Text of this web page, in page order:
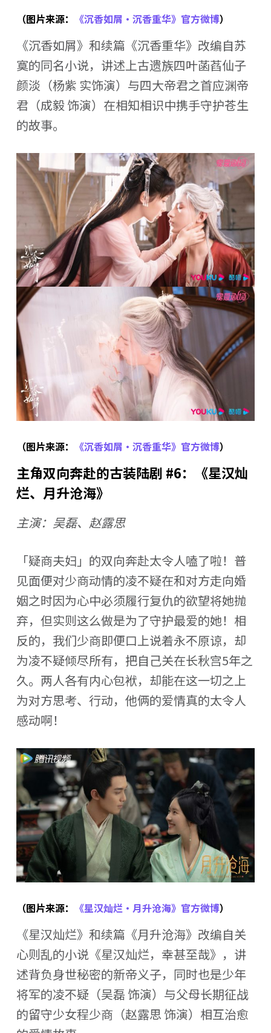
（图片来源： 《沉香如屑·沉香重华》官方微博）
《沉香如屑》和续篇《沉香重华》改编自苏
寞的同名小说，讲述上古遗族四叶菡萏仙子
颜淡（杨紫 实饰演）与四大帝君之首应渊帝
君（成毅 饰演）在相知相识中携手守护苍生
的故事。
（图片来源： 《沉香如屑·沉香重华》官方微博）
主角双向奔赴的古装陆剧 #6：《星汉灿
烂、月升沧海》
主演：吴磊、赵露思
「疑商夫妇」的双向奔赴太令人嗑了啦！普
见面便对少商动情的凌不疑在和对方走向婚
姻之时因为心中必须履行复仇的欲望将她抛
弃，但实则这么做是为了守护最爱的她！相
反的，我们少商即便口上说着永不原谅，却
为凌不疑倾尽所有，把自己关在长秋宫5年之
久。两人各有内心包袱，却能在这一切之上
为对方思考、行动，他俩的爱情真的太令人
感动啊！
（图片来源： 《星汉灿烂·月升沧海》官方微博）
《星汉灿烂》和续篇《月升沧海》改编自关
心则乱的小说《星汉灿烂，幸甚至哉》，讲
述背负身世秘密的新帝义子，同时也是少年
将军的凌不疑（吴磊 饰演）与父母长期征战
的留守少女程少商（赵露思 饰演）相互治愈